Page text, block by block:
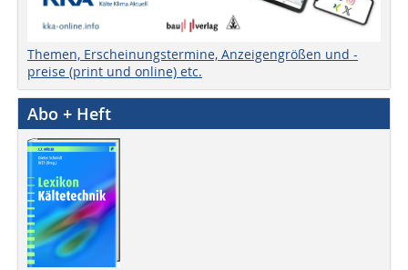
Themen, Erscheinungstermine, Anzeigengrößen und -
preise (print und online) etc.
Abo + Heft